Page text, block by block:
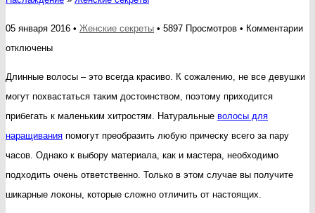
05 января 2016 • Женские секреты • 5897 Просмотров • Комментариик
отключены
Длинные волосы – это всегда красиво. К сожалению, не все девушки
могут похвастаться таким достоинством, поэтому приходится
прибегать к маленьким хитростям. Натуральные волосы для
наращивания помогут преобразить любую прическу всего за пару
часов. Однако к выбору материала, как и мастера, необходимо
подходить очень ответственно. Только в этом случае вы получите
шикарные локоны, которые сложно отличить от настоящих.